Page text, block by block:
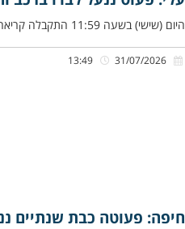
היום (שישי) בשעה 11:59 התקבלה קריאה במוקד ידידים, אודות תינוק כבן שנה וחצי שננעל ברכב בשגגה לעיני אימו, ברחוב רקפת,
חיפה: פעוטה כבת שנתיים